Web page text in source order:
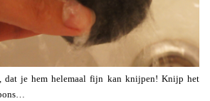
dat je hem helemaal fijn kan knijpen! Knijp het